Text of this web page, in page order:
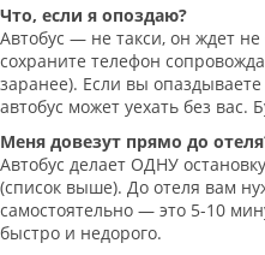
Что, если я опоздаю?
Автобус — не такси, он ждет
сохраните телефон
заранее). Если вы
автобус может уехать без вас.
Меня довезут прямо до
Автобус делает ОДНУ
(список выше). До отеля вам
самостоятельно — это 5-10
быстро и недорого.